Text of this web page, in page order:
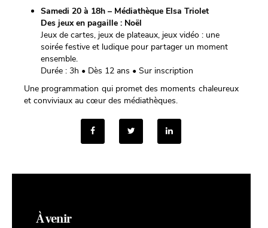
Samedi 20 à 18h – Médiathèque Elsa Triolet
Des jeux en pagaille : Noël
Jeux de cartes, jeux de plateaux, jeux vidéo : une
soirée festive et ludique pour partager un moment
ensemble.
Durée : 3h • Dès 12 ans • Sur inscription
Une programmation qui promet des moments chaleureux
et conviviaux au cœur des médiathèques.
À venir